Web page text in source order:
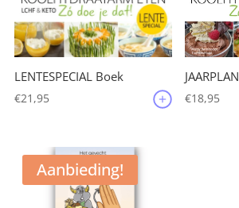
LENTESPECIAL Boek
€21,95 €18,95
Aanbieding!